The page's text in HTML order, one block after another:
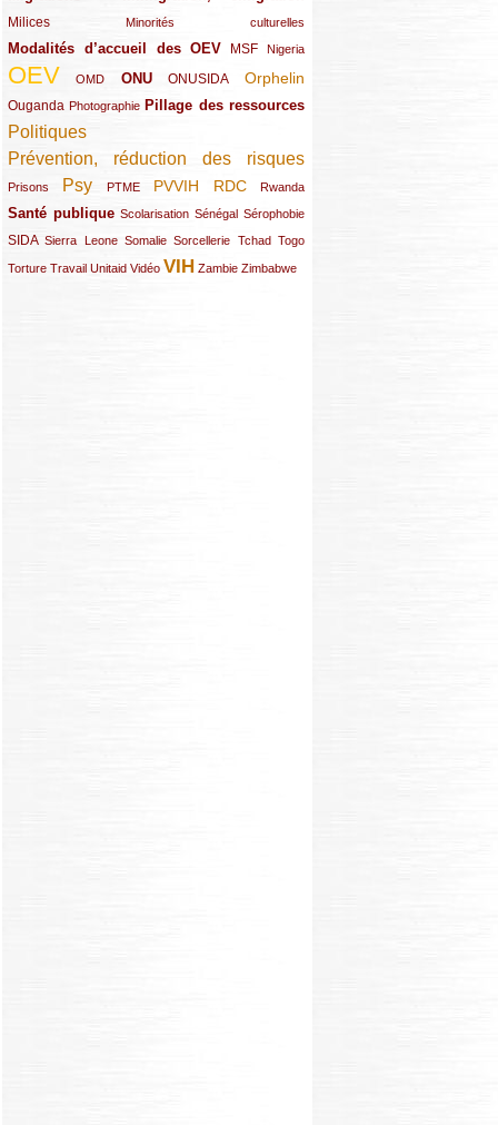
Milices
(34/289) Minorités culturelles
(15/289)
Modalités d’accueil des OEV
(58/289) MSF
(54/289) Nigeria
(27/289)
OEV
(269/289) OMD
(26/289) ONU
(58/289) ONUSIDA
(44/289) Orphelin
(112/289)
Ouganda
(29/289) Photographie
(27/289) Pillage des ressources
(77/289)
Politiques
(120/289)
Prévention, réduction des risques
(131/289)
Prisons
(22/289) Psy
(119/289) PTME
(12/289) PVVIH
(111/289) RDC
(104/289) Rwanda
(23/289)
Santé publique
(59/289) Scolarisation
(9/289) Sénégal
(13/289) Sérophobie
(19/289)
SIDA
(29/289)Sierra Leone
(13/289) Somalie
(12/289) Sorcellerie
(19/289) Tchad
(10/289) Togo
(15/289)
Torture
(17/289)Travail
(21/289) Unitaid
(26/289) Vidéo
(23/289) VIH
(154/289) Zambie
(12/289) Zimbabwe
(21/289)